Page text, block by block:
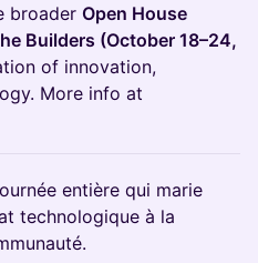
broader Open House
Builders (October 18–24,
of innovation,
More info at
entière qui marie
technologique à la